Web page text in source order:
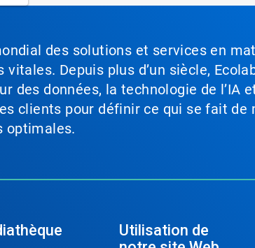
des solutions et services en
vitales. Depuis plus d’un siècle,
des données, la technologie de
clients pour définir ce qui se fait
optimales.
Utilisation de